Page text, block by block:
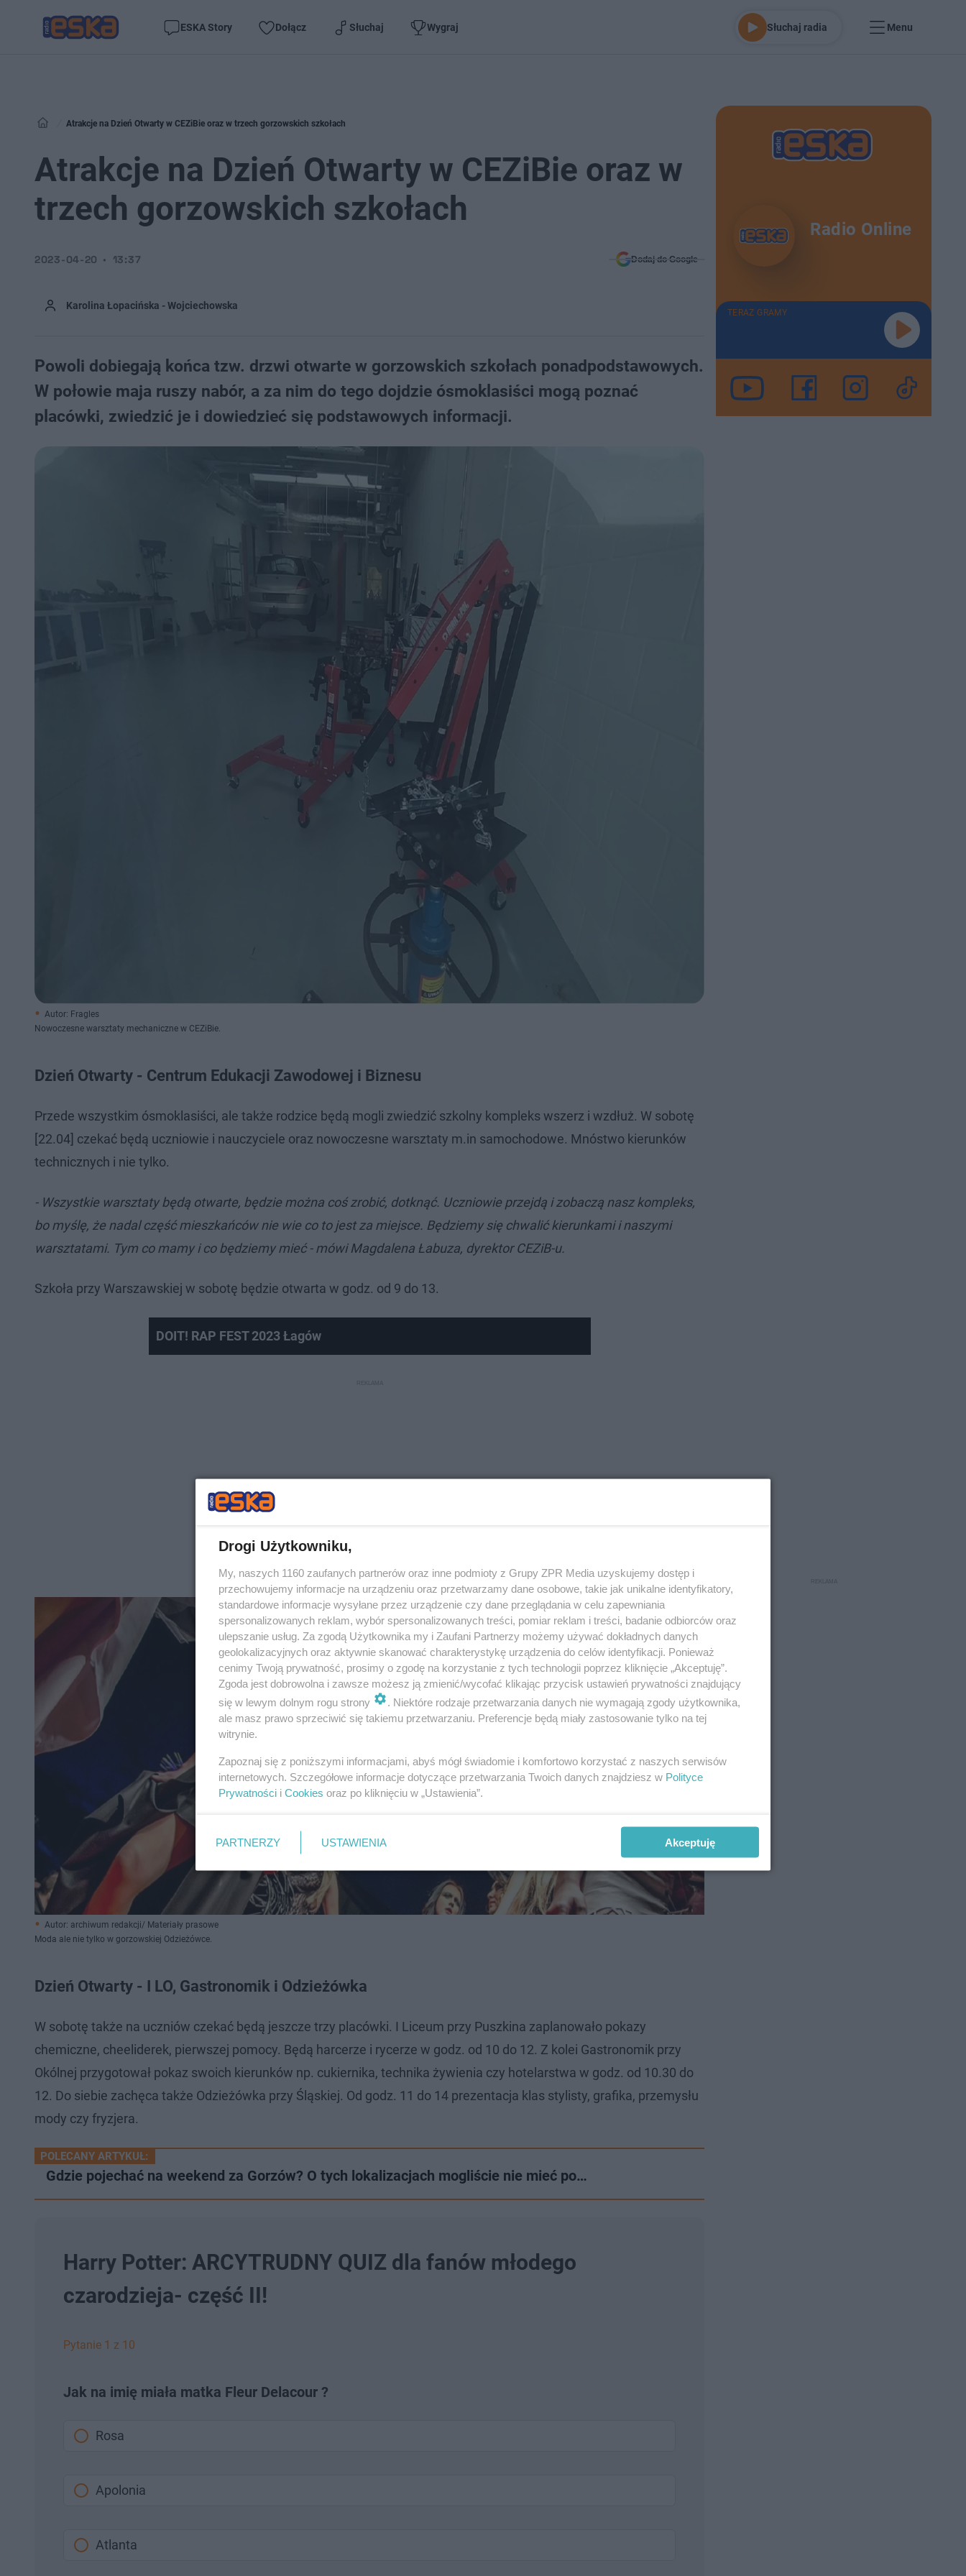
ESKA Story Dołącz Słuchaj Wygraj Słuchaj radia Menu
Atrakcje na Dzień Otwarty w CEZiBie oraz w trzech gorzowskich szkołach
Atrakcje na Dzień Otwarty w CEZiBie oraz w
trzech gorzowskich szkołach
Karolina Łopacińska - Wojciechowska
2023-04-20 13:37 Dodaj do Google
Powoli dobiegają końca tzw. drzwi otwarte w gorzowskich szkołach ponadpodstawowych.
W połowie maja ruszy nabór, a za nim do tego dojdzie ósmoklasiści mogą poznać
placówki, zwiedzić je i dowiedzieć się podstawowych informacji.
Autor: Fragles
Nowoczesne warsztaty mechaniczne w CEZiBie.
Dzień Otwarty - Centrum Edukacji Zawodowej i Biznesu
Przede wszystkim ósmoklasiści, ale także rodzice będą mogli zwiedzić szkolny kompleks wszerz i wzdłuż. W sobotę
[22.04] czekać będą uczniowie i nauczyciele oraz nowoczesne warsztaty m.in samochodowe. Mnóstwo kierunków
technicznych i nie tylko.
- Wszystkie warsztaty będą otwarte, będzie można coś zrobić, dotknąć. Uczniowie przejdą i zobaczą nasz kompleks,
bo myślę, że nadal część mieszkańców nie wie co to jest za miejsce. Będziemy się chwalić kierunkami i naszymi
warsztatami. Tym co mamy i co będziemy mieć - mówi Magdalena Łabuza, dyrektor CEZiB-u.
Szkoła przy Warszawskiej w sobotę będzie otwarta w godz. od 9 do 13.
DOIT! RAP FEST 2023 Łagów
Autor: archiwum redakcji/ Materiały prasowe
Moda ale nie tylko w gorzowskiej Odzieżówce.
Dzień Otwarty - I LO, Gastronomik i Odzieżówka
W sobotę także na uczniów czekać będą jeszcze trzy placówki. I Liceum przy Puszkina zaplanowało pokazy
chemiczne, cheeliderek, pierwszej pomocy. Będą harcerze i rycerze w godz. od 10 do 12. Z kolei Gastronomik przy
Okólnej przygotował pokaz swoich kierunków np. cukiernika, technika żywienia czy hotelarstwa w godz. od 10.30 do
12. Do siebie zachęca także Odzieżówka przy Śląskiej. Od godz. 11 do 14 prezentacja klas stylisty, grafika, przemysłu
mody czy fryzjera.
POLECANY ARTYKUŁ:
Gdzie pojechać na weekend za Gorzów? O tych lokalizacjach mogliście nie mieć po…
Harry Potter: ARCYTRUDNY QUIZ dla fanów młodego
czarodzieja- część II!
Pytanie 1 z 10
Jak na imię miała matka Fleur Delacour ?
Rosa
Apolonia
Atlanta
Radio Online
TERAZ GRAMY
Drogi Użytkowniku,
My, naszych 1160 zaufanych partnerów oraz inne podmioty z Grupy ZPR Media uzyskujemy dostęp i
przechowujemy informacje na urządzeniu oraz przetwarzamy dane osobowe, takie jak unikalne identyfikatory,
standardowe informacje wysyłane przez urządzenie czy dane przeglądania w celu zapewniania
spersonalizowanych reklam, wybór spersonalizowanych treści, pomiar reklam i treści, badanie odbiorców oraz
ulepszanie usług. Za zgodą Użytkownika my i Zaufani Partnerzy możemy używać dokładnych danych
geolokalizacyjnych oraz aktywnie skanować charakterystykę urządzenia do celów identyfikacji. Ponieważ
cenimy Twoją prywatność, prosimy o zgodę na korzystanie z tych technologii poprzez kliknięcie „Akceptuję”.
Zgoda jest dobrowolna i zawsze możesz ją zmienić/wycofać klikając przycisk ustawień prywatności znajdujący
się w lewym dolnym rogu strony
. Niektóre rodzaje przetwarzania danych nie wymagają zgody użytkownika,
ale masz prawo sprzeciwić się takiemu przetwarzaniu. Preferencje będą miały zastosowanie tylko na tej
witrynie.
Zapoznaj się z poniższymi informacjami, abyś mógł świadomie i komfortowo korzystać z naszych serwisów
internetowych. Szczegółowe informacje dotyczące przetwarzania Twoich danych znajdziesz w Polityce
Prywatności i Cookies oraz po kliknięciu w „Ustawienia”.
PARTNERZY USTAWIENIA Akceptuję